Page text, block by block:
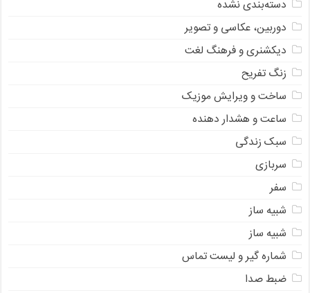
دسته‌بندی نشده
دوربین، عکاسی و تصویر
دیکشنری و فرهنگ لغت
زنگ تفریح
ساخت و ویرایش موزیک
ساعت و هشدار دهنده
سبک زندگی
سربازی
سفر
شبیه ساز
شبیه ساز
شماره گیر و لیست تماس
ضبط صدا